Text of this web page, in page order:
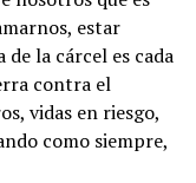
estar
la cárcel es cada
contra el
vidas en riesgo,
como siempre,